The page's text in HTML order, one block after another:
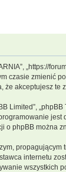
czasie
że akceptujesz
Limited”,
o phpBB można
internetu